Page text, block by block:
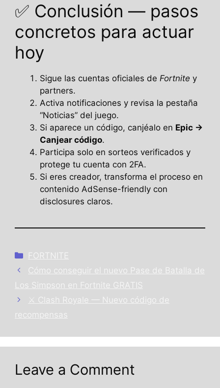
✅ Conclusión — pasos
concretos para actuar
hoy
Sigue las cuentas oficiales de Fortnite y
partners.
Activa notificaciones y revisa la pestaña
“Noticias” del juego.
Si aparece un código, canjéalo en Epic →
Canjear código.
Participa solo en sorteos verificados y
protege tu cuenta con 2FA.
Si eres creador, transforma el proceso en
contenido AdSense-friendly con
disclosures claros.
Categories
FORTNITE
Cómo conseguir el nuevo Pase de Batalla de
Los Simpson en Fortnite GRATIS
⚔️ Clash Royale — Nuevo código de
recompensas
Leave a Comment